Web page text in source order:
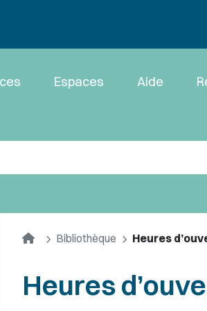
Espaces Aide
AccueilBibliothèque Heures
Heures